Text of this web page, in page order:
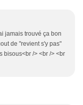
jamais trouvé ça bon
de "revient s'y pas"
bisous<br /> <br /> <br